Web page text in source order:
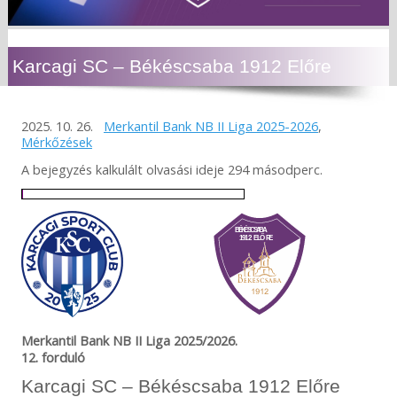
Karcagi SC – Békéscsaba 1912 Előre
2025. 10. 26. Merkantil Bank NB II Liga 2025-2026,
Mérkőzések
A bejegyzés kalkulált olvasási ideje 294 másodperc.
Merkantil Bank NB II Liga 2025/2026.
12. forduló
Karcagi SC – Békéscsaba 1912 Előre